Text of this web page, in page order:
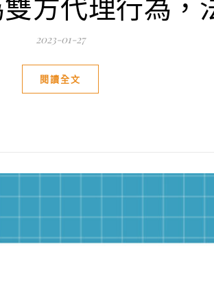
2023-01-27
閱讀全文